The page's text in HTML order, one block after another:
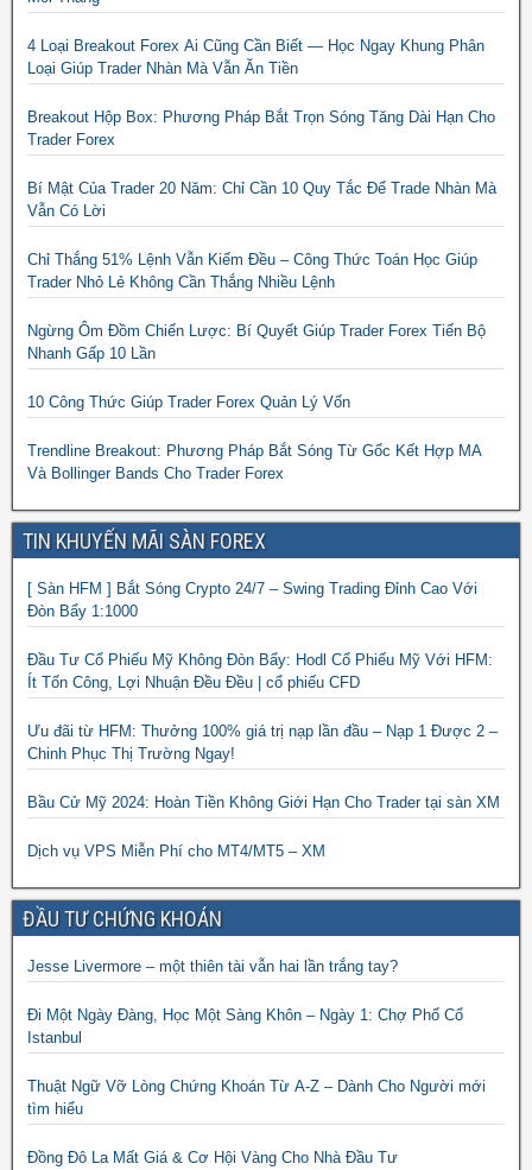
4 Loại Breakout Forex Ai Cũng Cần Biết — Học Ngay Khung Phân
Loại Giúp Trader Nhàn Mà Vẫn Ăn Tiền
Breakout Hộp Box: Phương Pháp Bắt Trọn Sóng Tăng Dài Hạn Cho
Trader Forex
Bí Mật Của Trader 20 Năm: Chỉ Cần 10 Quy Tắc Để Trade Nhàn Mà
Vẫn Có Lời
Chỉ Thắng 51% Lệnh Vẫn Kiếm Đều – Công Thức Toán Học Giúp
Trader Nhỏ Lẻ Không Cần Thắng Nhiều Lệnh
Ngừng Ôm Đồm Chiến Lược: Bí Quyết Giúp Trader Forex Tiến Bộ
Nhanh Gấp 10 Lần
10 Công Thức Giúp Trader Forex Quản Lý Vốn
Trendline Breakout: Phương Pháp Bắt Sóng Từ Gốc Kết Hợp MA
Và Bollinger Bands Cho Trader Forex
TIN KHUYẾN MÃI SÀN FOREX
[ Sàn HFM ] Bắt Sóng Crypto 24/7 – Swing Trading Đỉnh Cao Với
Đòn Bẩy 1:1000
Đầu Tư Cổ Phiếu Mỹ Không Đòn Bẩy: Hodl Cổ Phiếu Mỹ Với HFM:
Ít Tốn Công, Lợi Nhuận Đều Đều | cổ phiếu CFD
Ưu đãi từ HFM: Thưởng 100% giá trị nạp lần đầu – Nạp 1 Được 2 –
Chinh Phục Thị Trường Ngay!
Bầu Cử Mỹ 2024: Hoàn Tiền Không Giới Hạn Cho Trader tại sàn XM
Dịch vụ VPS Miễn Phí cho MT4/MT5 – XM
ĐẦU TƯ CHỨNG KHOÁN
Jesse Livermore – một thiên tài vẫn hai lần trắng tay?
Đi Một Ngày Đàng, Học Một Sàng Khôn – Ngày 1: Chợ Phố Cổ
Istanbul
Thuật Ngữ Vỡ Lòng Chứng Khoán Từ A-Z – Dành Cho Người mới
tìm hiểu
Đồng Đô La Mất Giá & Cơ Hội Vàng Cho Nhà Đầu Tư